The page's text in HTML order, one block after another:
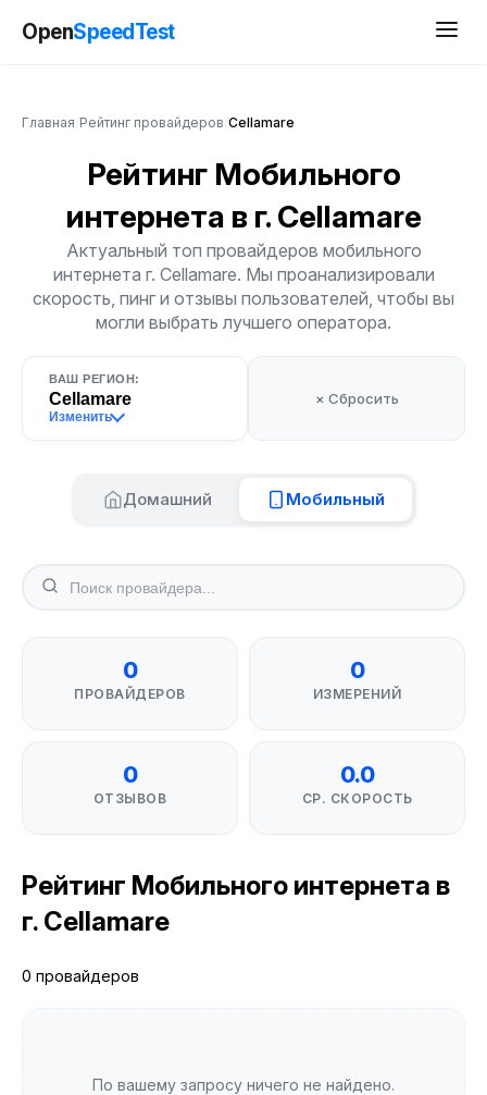
OpenSpeedTest
Главная Рейтинг провайдеров Cellamare
Рейтинг Мобильного
интернета в г. Cellamare
Актуальный топ провайдеров мобильного
интернета г. Cellamare. Мы проанализировали
скорость, пинг и отзывы пользователей, чтобы вы
могли выбрать лучшего оператора.
ВАШ РЕГИОН:
Cellamare
Изменить
× Сбросить
Домашний Мобильный
0
ПРОВАЙДЕРОВ
0
ИЗМЕРЕНИЙ
0
ОТЗЫВОВ
0.0
СР. СКОРОСТЬ
Рейтинг Мобильного интернета в
г. Cellamare
0 провайдеров
По вашему запросу ничего не найдено.